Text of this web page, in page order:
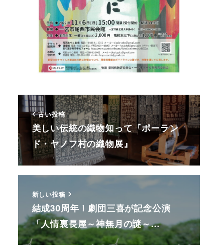
古い投稿
美しい伝統の織物知って『ポーラン
ド・ヤノフ村の織物展』
新しい投稿
結成30周年！劇団三喜が記念公演
「人情裏長屋～神無月の謎～…